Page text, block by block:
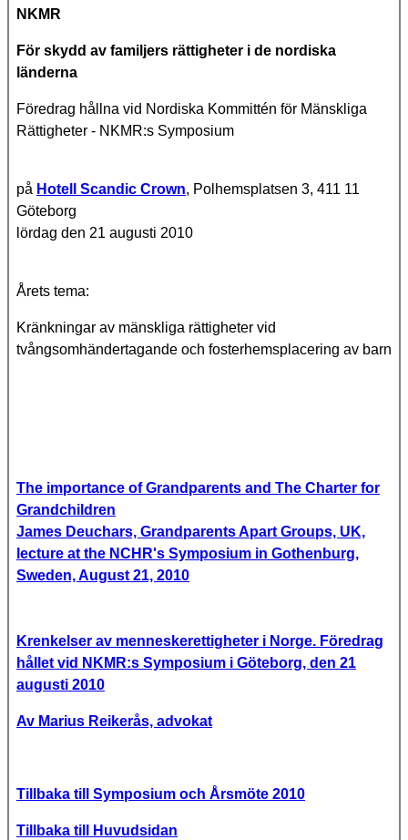
NKMR
För skydd av familjers rättigheter i de nordiska
länderna
Föredrag hållna vid Nordiska Kommittén för Mänskliga
Rättigheter - NKMR:s Symposium
på Hotell Scandic Crown, Polhemsplatsen 3, 411 11
Göteborg
lördag den 21 augusti 2010
Årets tema:
Kränkningar av mänskliga rättigheter vid
tvångsomhändertagande och fosterhemsplacering av barn
The importance of Grandparents and The Charter for
Grandchildren
James Deuchars, Grandparents Apart Groups, UK,
lecture at the NCHR's Symposium in Gothenburg,
Sweden, August 21, 2010
Krenkelser av menneskerettigheter i Norge. Föredrag
hållet vid NKMR:s Symposium i Göteborg, den 21
augusti 2010
Av Marius Reikerås, advokat
Tillbaka till Symposium och Årsmöte 2010
Tillbaka till Huvudsidan